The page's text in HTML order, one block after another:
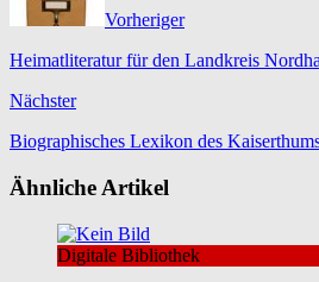
Vorheriger
Heimatliteratur für den Landkreis
Nächster
Biographisches Lexikon des
Ähnliche Artikel
Digitale Bibliothek